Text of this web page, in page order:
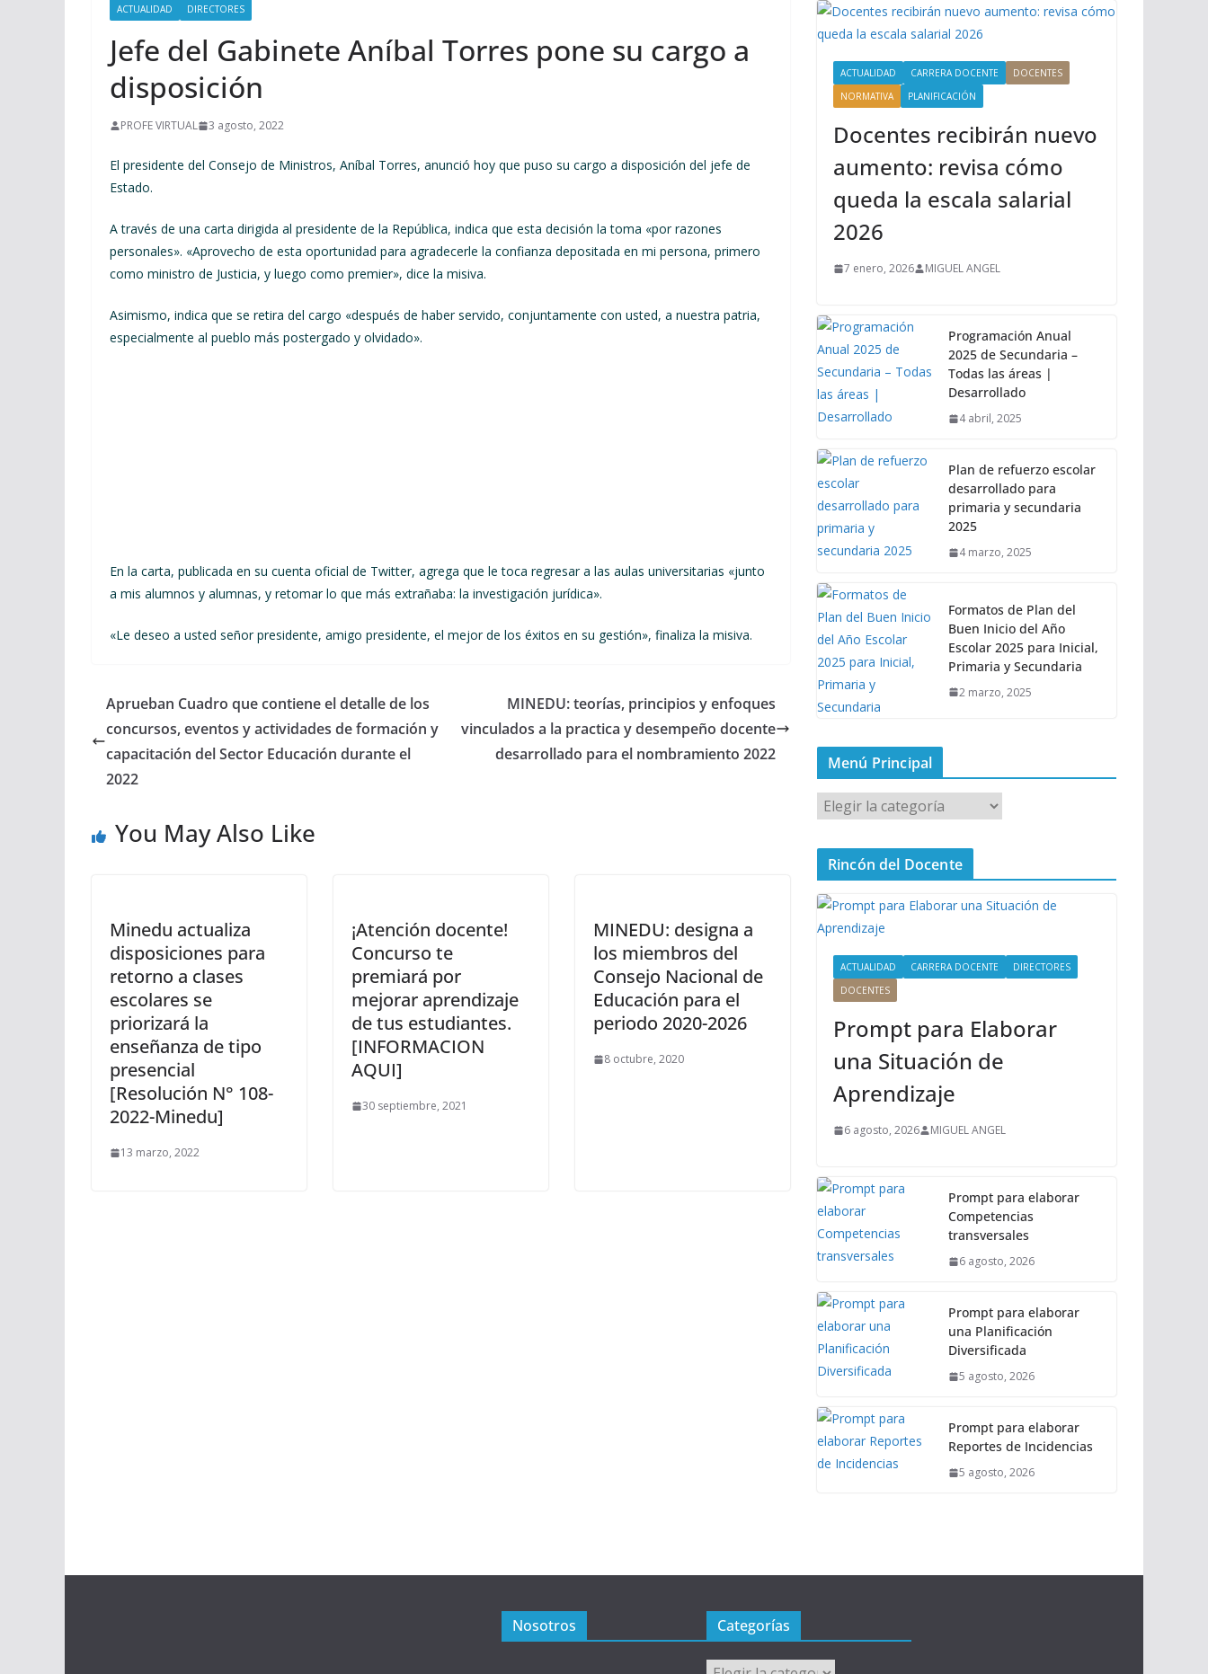
ACTUALIDAD DIRECTORES
Jefe del Gabinete Aníbal Torres pone su cargo a
disposición
PROFE VIRTUAL 3 agosto, 2022
El presidente del Consejo de Ministros, Aníbal Torres, anunció hoy que puso su cargo a disposición del jefe de
Estado.
A través de una carta dirigida al presidente de la República, indica que esta decisión la toma «por razones
personales». «Aprovecho de esta oportunidad para agradecerle la confianza depositada en mi persona, primero
como ministro de Justicia, y luego como premier», dice la misiva.
Asimismo, indica que se retira del cargo «después de haber servido, conjuntamente con usted, a nuestra patria,
especialmente al pueblo más postergado y olvidado».
En la carta, publicada en su cuenta oficial de Twitter, agrega que le toca regresar a las aulas universitarias «junto
a mis alumnos y alumnas, y retomar lo que más extrañaba: la investigación jurídica».
«Le deseo a usted señor presidente, amigo presidente, el mejor de los éxitos en su gestión», finaliza la misiva.
Aprueban Cuadro que contiene el detalle de los
concursos, eventos y actividades de formación y
capacitación del Sector Educación durante el
2022
MINEDU: teorías, principios y enfoques
vinculados a la practica y desempeño docente
desarrollado para el nombramiento 2022
You May Also Like
Minedu actualiza
disposiciones para
retorno a clases
escolares se
priorizará la
enseñanza de tipo
presencial
[Resolución N° 108-
2022-Minedu]
13 marzo, 2022
¡Atención docente!
Concurso te
premiará por
mejorar aprendizaje
de tus estudiantes.
[INFORMACION
AQUI]
30 septiembre, 2021
MINEDU: designa a
los miembros del
Consejo Nacional de
Educación para el
periodo 2020-2026
8 octubre, 2020
ACTUALIDAD CARRERA DOCENTE
DOCENTES
NORMATIVA
PLANIFICACIÓN
Docentes recibirán nuevo
aumento: revisa cómo
queda la escala salarial
2026
7 enero, 2026 MIGUEL ANGEL
Programación Anual
2025 de Secundaria –
Todas las áreas |
Desarrollado
4 abril, 2025
Plan de refuerzo escolar
desarrollado para
primaria y secundaria
2025
4 marzo, 2025
Formatos de Plan del
Buen Inicio del Año
Escolar 2025 para Inicial,
Primaria y Secundaria
2 marzo, 2025
Menú Principal
M
e
n
P
i
Rincón del Docente
ACTUALIDAD CARRERA DOCENTE
DIRECTORES
DOCENTES
Prompt para Elaborar
una Situación de
Aprendizaje
6 agosto, 2026 MIGUEL ANGEL
Prompt para elaborar
Competencias
transversales
6 agosto, 2026
Prompt para elaborar
una Planificación
Diversificada
5 agosto, 2026
Prompt para elaborar
Reportes de Incidencias
5 agosto, 2026
Nosotros Categorías
Categorías